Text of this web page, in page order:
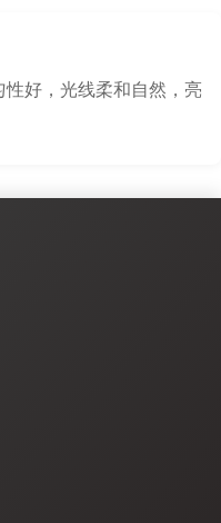
好，光线柔和自然，亮